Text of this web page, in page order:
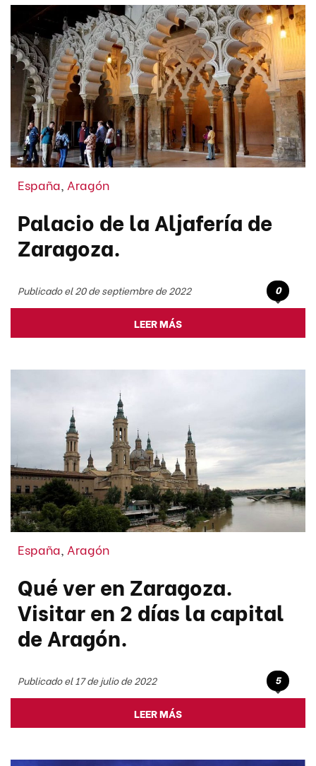
España, Aragón
Palacio de la Aljafería de
Zaragoza.
Publicado el 20 de septiembre de 2022 0
LEER MÁS
España, Aragón
Qué ver en Zaragoza.
Visitar en 2 días la capital
de Aragón.
Publicado el 17 de julio de 2022 5
LEER MÁS